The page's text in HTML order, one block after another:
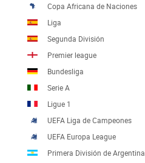
Copa Africana de Naciones
Liga
Segunda División
Premier league
Bundesliga
Serie A
Ligue 1
UEFA Liga de Campeones
UEFA Europa League
Primera División de Argentina